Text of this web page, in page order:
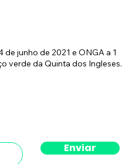
junho de 2021 e ONGA a 1
verde da Quinta dos Ingleses.
Enviar